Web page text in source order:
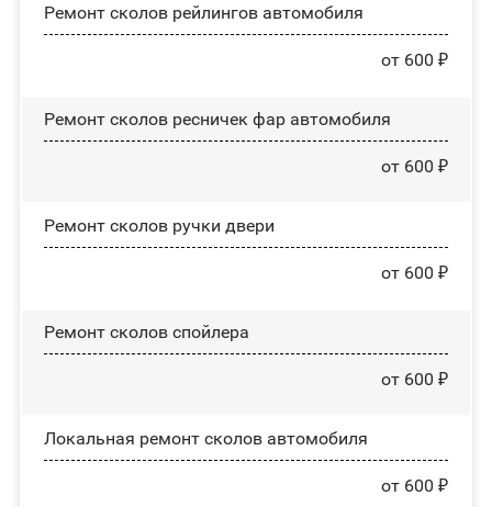
Ремонт сколов рейлингов автомобиля
от 600 ₽
Ремонт сколов ресничек фар автомобиля
от 600 ₽
Ремонт сколов ручки двери
от 600 ₽
Ремонт сколов спойлера
от 600 ₽
Локальная ремонт сколов автомобиля
от 600 ₽